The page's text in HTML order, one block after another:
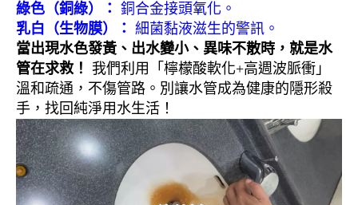
綠色（銅綠）： 銅合金接頭氧化。
乳白（生物膜）： 細菌黏液滋生的警訊。
當出現水色發黃、出水變小、異味不散時，就是水
管在求救！
我們利用「檸檬酸軟化+高週波脈衝」
溫和疏通，不傷管路。別讓水管成為健康的隱形殺
手，找回純淨用水生活！